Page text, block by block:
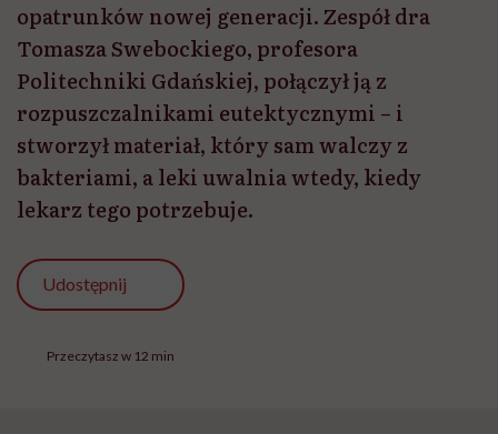
opatrunków nowej generacji. Zespół dra
Tomasza Swebockiego, profesora
Politechniki Gdańskiej, połączył ją z
rozpuszczalnikami eutektycznymi – i
stworzył materiał, który sam walczy z
bakteriami, a leki uwalnia wtedy, kiedy
lekarz tego potrzebuje.
Udostępnij
Przeczytasz w 12 min